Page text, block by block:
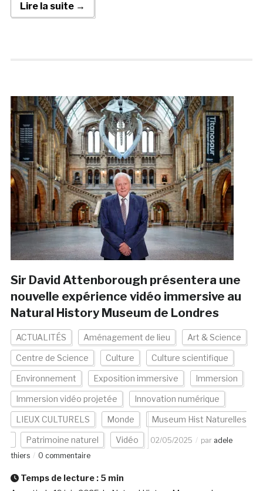
Lire la suite →
Sir David Attenborough présentera une
nouvelle expérience vidéo immersive au
Natural History Museum de Londres
ACTUALITÉS Aménagement de lieu Art & Science
Centre de Science Culture Culture scientifique
Environnement Exposition immersive Immersion
Immersion vidéo projetée Innovation numérique
LIEUX CULTURELS Monde Museum Hist Naturelles
Patrimoine naturel Vidéo 02/05/2025 par adele
thiers
0 commentaire
Temps de lecture : 5 min